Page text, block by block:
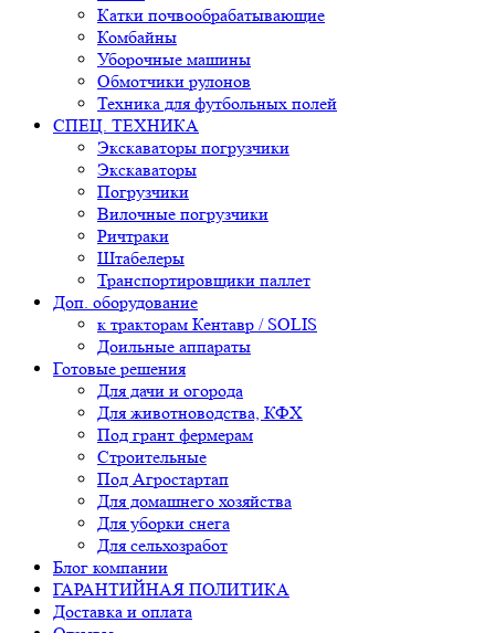
Катки почвообрабатывающие
Комбайны
Уборочные машины
Обмотчики рулонов
Техника для футбольных полей
СПЕЦ. ТЕХНИКА
Экскаваторы погрузчики
Экскаваторы
Погрузчики
Вилочные погрузчики
Ричтраки
Штабелеры
Транспортировщики паллет
Доп. оборудование
к тракторам Кентавр / SOLIS
Доильные аппараты
Готовые решения
Для дачи и огорода
Для животноводства, КФХ
Под грант фермерам
Строительные
Под Агростартап
Для домашнего хозяйства
Для уборки снега
Для сельхозработ
Блог компании
ГАРАНТИЙНАЯ ПОЛИТИКА
Доставка и оплата